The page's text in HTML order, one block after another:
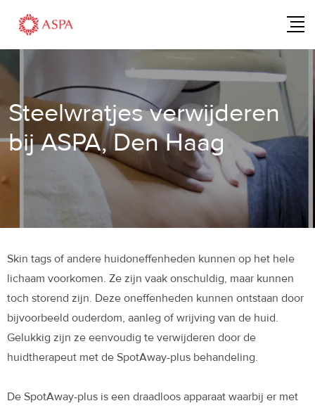
Steelwratjes verwijderen
bij ASPA, Den Haag
Skin tags of andere huidoneffenheden kunnen op het hele
lichaam voorkomen. Ze zijn vaak onschuldig, maar kunnen
toch storend zijn. Deze oneffenheden kunnen ontstaan door
bijvoorbeeld ouderdom, aanleg of wrijving van de huid.
Gelukkig zijn ze eenvoudig te verwijderen door de
huidtherapeut met de SpotAway-plus behandeling.
De SpotAway-plus is een draadloos apparaat waarbij er met